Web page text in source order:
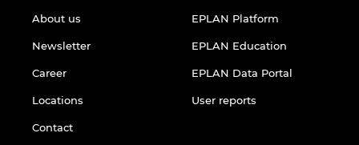
About us
Newsletter
Career
Locations
Contact
EPLAN Platform
EPLAN Education
EPLAN Data Portal
User reports